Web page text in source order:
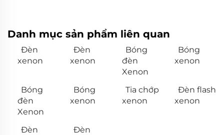
Danh mục sản phẩm liên quan
Đèn
xenon
Đèn
xenon
Bóng
đèn
Xenon
Bóng
xenon
Bóng
đèn
Xenon
Bóng
xenon
Tia chớp
xenon
Đèn flash
xenon
Đèn
Đèn